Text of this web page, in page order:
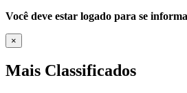
Você deve estar logado para se
×
Mais Classificados